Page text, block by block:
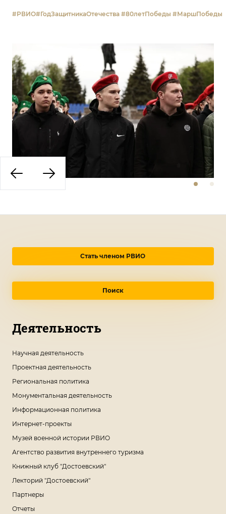
#РВИО#ГодЗащитникаОтечества #80летПобеды #МаршПобеды
Стать членом РВИО
Поиск
Деятельность
Научная деятельность
Проектная деятельность
Региональная политика
Монументальная деятельность
Информационная политика
Интернет-проекты
Музей военной истории РВИО
Агентство развития внутреннего туризма
Книжный клуб "Достоевский"
Лекторий "Достоевский"
Партнеры
Отчеты